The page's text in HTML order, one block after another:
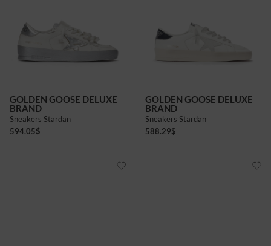
GOLDEN GOOSE DELUXE
BRAND
Sneakers Stardan
594.05$
GOLDEN GOOSE DELUXE
BRAND
Sneakers Stardan
588.29$